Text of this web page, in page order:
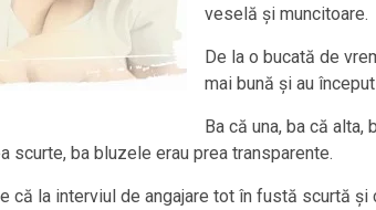
veselă și muncitoare.
De la o bucată de
mai bună și au
Ba că una, ba că
scurte, ba bluzele erau prea transparente.
că la interviul de angajare tot în fustă scurtă